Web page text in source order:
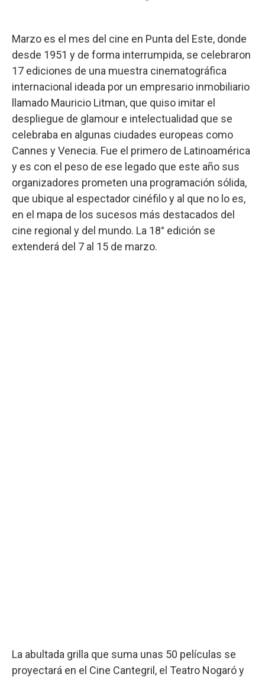
Marzo es el mes del cine en Punta del Este, donde
desde 1951 y de forma interrumpida, se celebraron
17 ediciones de una muestra cinematográfica
internacional ideada por un empresario inmobiliario
llamado Mauricio Litman, que quiso imitar el
despliegue de glamour e intelectualidad que se
celebraba en algunas ciudades europeas como
Cannes y Venecia. Fue el primero de Latinoamérica
y es con el peso de ese legado que este año sus
organizadores prometen una programación sólida,
que ubique al espectador cinéfilo y al que no lo es,
en el mapa de los sucesos más destacados del
cine regional y del mundo. La 18° edición se
extenderá del 7 al 15 de marzo.
La abultada grilla que suma unas 50 películas se
proyectará en el Cine Cantegril, el Teatro Nogaró y